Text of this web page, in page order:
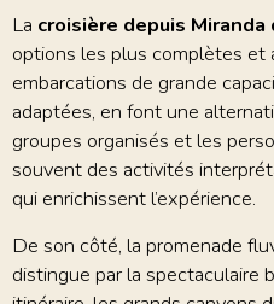
La croisière depuis Miranda
options les plus complètes et
embarcations de grande
adaptées, en font une
groupes organisés et les
souvent des activités
qui enrichissent l’expérience.
De son côté, la promenade
distingue par la spectaculaire